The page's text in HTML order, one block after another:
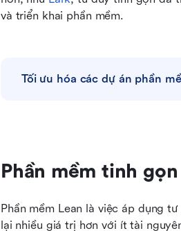
và triển khai phần mềm.
Tối ưu hóa các dự án phần
Phần mềm tinh
Phần mềm Lean là việc áp dụng
lại nhiều giá trị hơn với ít tài